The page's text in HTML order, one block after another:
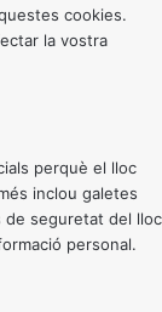
cookies.
la vostra
perquè el lloc
inclou galetes
de seguretat del lloc
personal.